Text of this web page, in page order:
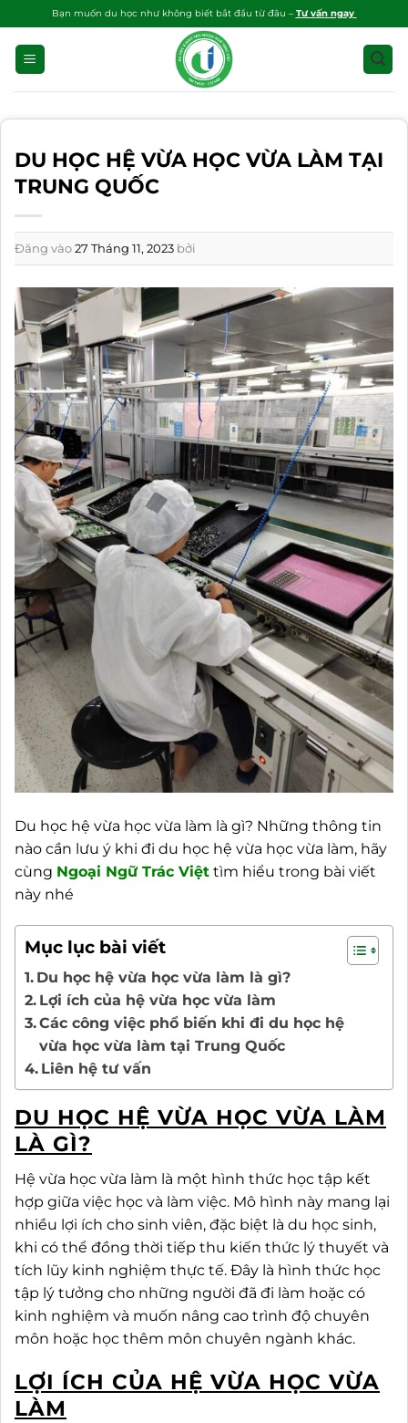
qua
dung
Bạn muốn du học như không biết bắt đầu từ đâu – Tư vấn ngay
DU HỌC HỆ VỪA HỌC VỪA LÀM TẠI
TRUNG QUỐC
Đăng vào27 Tháng 11, 2023 bởi
Du học hệ vừa học vừa làm là gì? Những thông tin
nào cần lưu ý khi đi du học hệ vừa học vừa làm, hãy
cùng Ngoại Ngữ Trác Việt tìm hiểu trong bài viết
này nhé
Mục lục bài viết
Du học hệ vừa học vừa làm là gì?
Lợi ích của hệ vừa học vừa làm
Các công việc phổ biến khi đi du học hệ
vừa học vừa làm tại Trung Quốc
Liên hệ tư vấn
DU HỌC HỆ VỪA HỌC VỪA LÀM
LÀ GÌ?
Hệ vừa học vừa làm là một hình thức học tập kết
hợp giữa việc học và làm việc. Mô hình này mang lại
nhiều lợi ích cho sinh viên, đặc biệt là du học sinh,
khi có thể đồng thời tiếp thu kiến thức lý thuyết và
tích lũy kinh nghiệm thực tế. Đây là hình thức học
tập lý tưởng cho những người đã đi làm hoặc có
kinh nghiệm và muốn nâng cao trình độ chuyên
môn hoặc học thêm môn chuyên ngành khác.
LỢI ÍCH CỦA HỆ VỪA HỌC VỪA
LÀM